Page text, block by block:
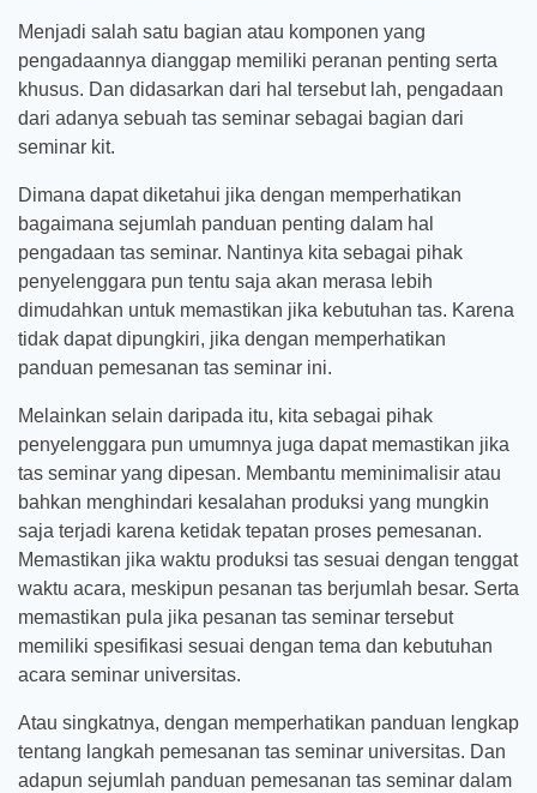
Menjadi salah satu bagian atau komponen yang
pengadaannya dianggap memiliki peranan penting serta
khusus. Dan didasarkan dari hal tersebut lah, pengadaan
dari adanya sebuah tas seminar sebagai bagian dari
seminar kit.
Dimana dapat diketahui jika dengan memperhatikan
bagaimana sejumlah panduan penting dalam hal
pengadaan tas seminar. Nantinya kita sebagai pihak
penyelenggara pun tentu saja akan merasa lebih
dimudahkan untuk memastikan jika kebutuhan tas. Karena
tidak dapat dipungkiri, jika dengan memperhatikan
panduan pemesanan tas seminar ini.
Melainkan selain daripada itu, kita sebagai pihak
penyelenggara pun umumnya juga dapat memastikan jika
tas seminar yang dipesan. Membantu meminimalisir atau
bahkan menghindari kesalahan produksi yang mungkin
saja terjadi karena ketidak tepatan proses pemesanan.
Memastikan jika waktu produksi tas sesuai dengan tenggat
waktu acara, meskipun pesanan tas berjumlah besar. Serta
memastikan pula jika pesanan tas seminar tersebut
memiliki spesifikasi sesuai dengan tema dan kebutuhan
acara seminar universitas.
Atau singkatnya, dengan memperhatikan panduan lengkap
tentang langkah pemesanan tas seminar universitas. Dan
adapun sejumlah panduan pemesanan tas seminar dalam